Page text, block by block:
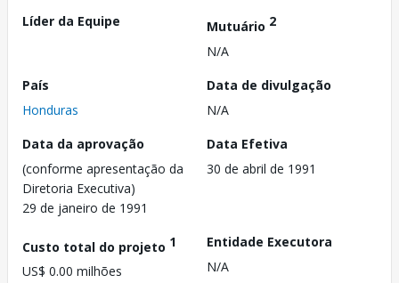
Líder da Equipe
Mutuário 2
N/A
País
Honduras
Data de divulgação
N/A
Data da aprovação
(conforme apresentação da
Diretoria Executiva)
29 de janeiro de 1991
Data Efetiva
30 de abril de 1991
Custo total do projeto 1
US$ 0.00 milhões
Entidade Executora
N/A